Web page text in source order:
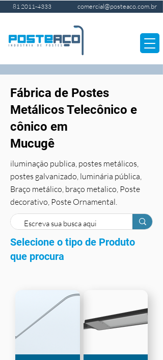
81 2011-4333 comercial@posteaco.com.br
Fábrica de Postes
Metálicos Telecônico e
cônico em
Mucugê
iluminação publica, postes metálicos,
postes galvanizado, luminária pública,
Braço metálico, braço metalico, Poste
decorativo, Poste Ornamental.
Selecione o tipo de Produto
que procura